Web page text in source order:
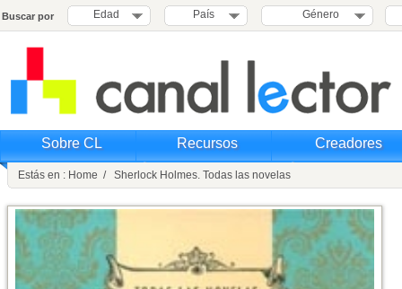
Buscar por Edad País Género
Sobre CL Recursos Creadores
Estás en : Home / Sherlock Holmes. Todas las novelas